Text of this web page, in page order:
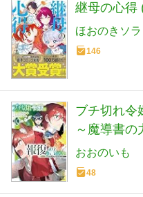
継母の心得
ほおのきソ
146
ブチ切れ
～魔導書の
(ホビージ
おおのいも
48